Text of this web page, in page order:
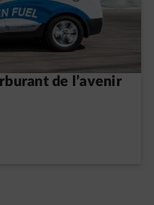
de l’avenir